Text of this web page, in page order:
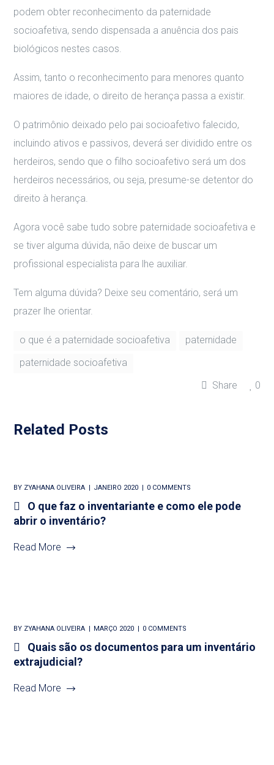
podem obter reconhecimento da paternidade
socioafetiva, sendo dispensada a anuência dos pais
biológicos nestes casos.
Assim, tanto o reconhecimento para menores quanto
maiores de idade, o direito de herança passa a existir.
O patrimônio deixado pelo pai socioafetivo falecido,
incluindo ativos e passivos, deverá ser dividido entre os
herdeiros, sendo que o filho socioafetivo será um dos
herdeiros necessários, ou seja, presume-se detentor do
direito à herança.
Agora você sabe tudo sobre paternidade socioafetiva e
se tiver alguma dúvida, não deixe de buscar um
profissional especialista para lhe auxiliar.
Tem alguma dúvida? Deixe seu comentário, será um
prazer lhe orientar.
o que é a paternidade socioafetiva
paternidade
paternidade socioafetiva
Share
0
Related Posts
BY ZYAHANA OLIVEIRA JANEIRO 2020 0 COMMENTS
O que faz o inventariante e como ele pode
abrir o inventário?
Read More
BY ZYAHANA OLIVEIRA MARÇO 2020 0 COMMENTS
Quais são os documentos para um inventário
extrajudicial?
Read More